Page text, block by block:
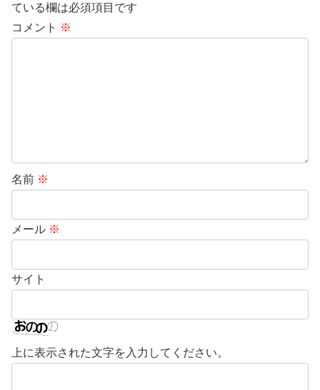
ている欄は必須項目です
コメント ※
名前 ※
メール ※
サイト
上に表示された文字を入力してください。